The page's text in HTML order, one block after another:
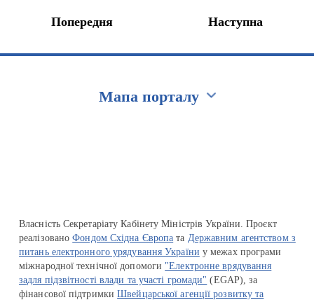
Попередня Наступна
Мапа порталу
Власність Секретаріату Кабінету Міністрів України. Проєкт
реалізованоФондом Східна Європа та Державним агентством з
питань електронного урядування України у межах програми
міжнародної технічної допомоги "Електронне врядування
задля підзвітності влади та участі громади" (EGAP), за
фінансової підтримкиШвейцарської агенції розвитку та